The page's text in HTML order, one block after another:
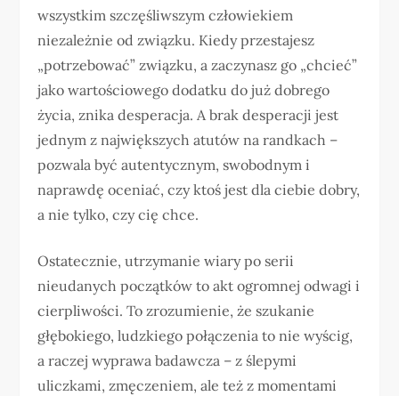
wszystkim szczęśliwszym człowiekiem
niezależnie od związku. Kiedy przestajesz
„potrzebować” związku, a zaczynasz go „chcieć”
jako wartościowego dodatku do już dobrego
życia, znika desperacja. A brak desperacji jest
jednym z największych atutów na randkach –
pozwala być autentycznym, swobodnym i
naprawdę oceniać, czy ktoś jest dla ciebie dobry,
a nie tylko, czy cię chce.
Ostatecznie, utrzymanie wiary po serii
nieudanych początków to akt ogromnej odwagi i
cierpliwości. To zrozumienie, że szukanie
głębokiego, ludzkiego połączenia to nie wyścig,
a raczej wyprawa badawcza – z ślepymi
uliczkami, zmęczeniem, ale też z momentami